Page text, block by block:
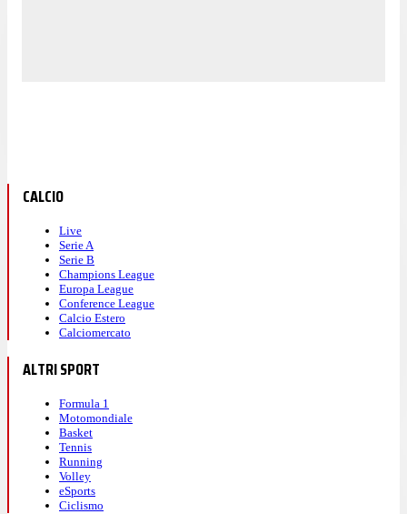
CALCIO
Live
Serie A
Serie B
Champions League
Europa League
Conference League
Calcio Estero
Calciomercato
ALTRI SPORT
Formula 1
Motomondiale
Basket
Tennis
Running
Volley
eSports
Ciclismo